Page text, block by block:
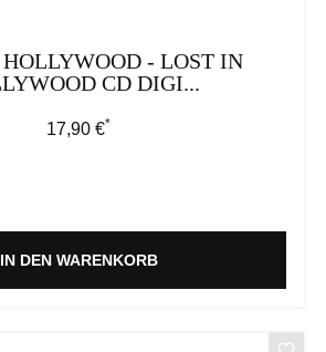
- LOST IN
CD DIGI...
Regulärer Preis:
17,90 €*
IN DEN WARENKORB